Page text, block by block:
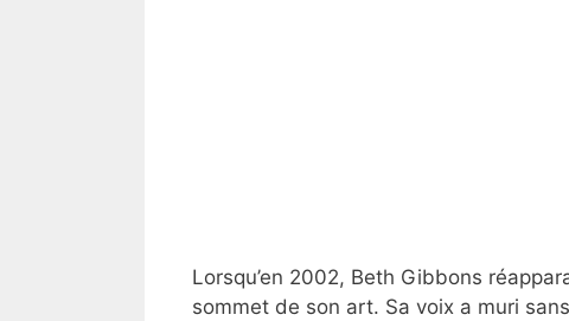
Lorsqu’en 2002, Beth Gibbons
sommet de son art. Sa voix a muri